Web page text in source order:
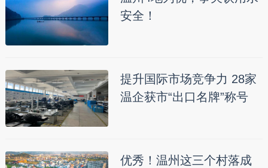
安全！
提升国际市场竞争力 28家
温企获市“出口名牌”称号
优秀！温州这三个村落成